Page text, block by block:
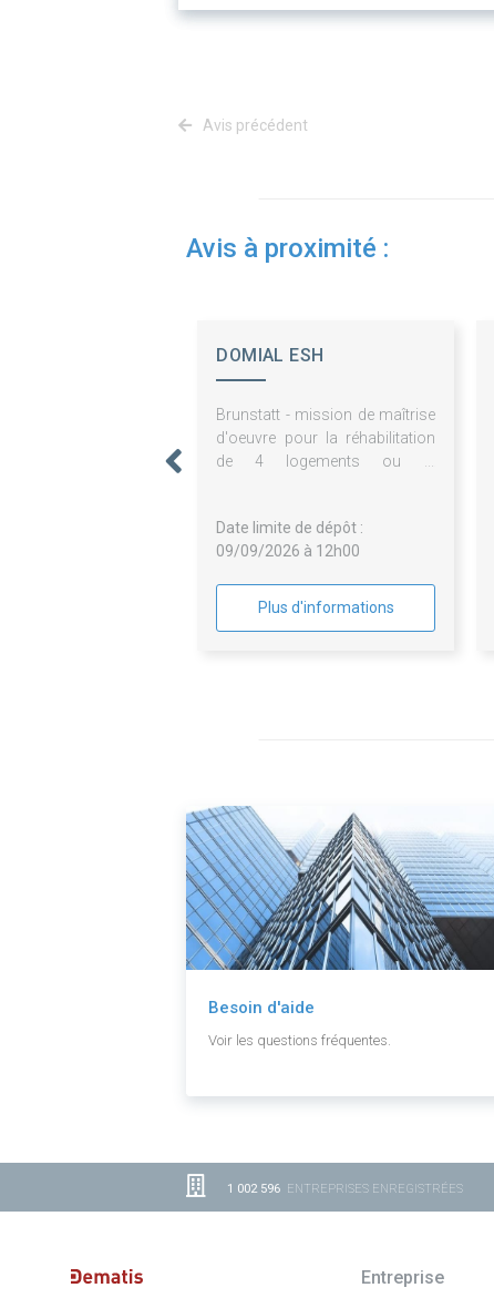
Avis précédent
Avis à proximité :
DOMIAL ESH
Brunstatt - mission de maîtrise
d'oeuvre pour la réhabilitation
de 4 logements ou la
d'altkirch
Date limite de dépôt :
09/09/2026 à 12h00
Plus d'informations
Besoin d'aide
Voir les questions fréquentes.
1 002 596 ENTREPRISES ENREGISTRÉES
Entreprise